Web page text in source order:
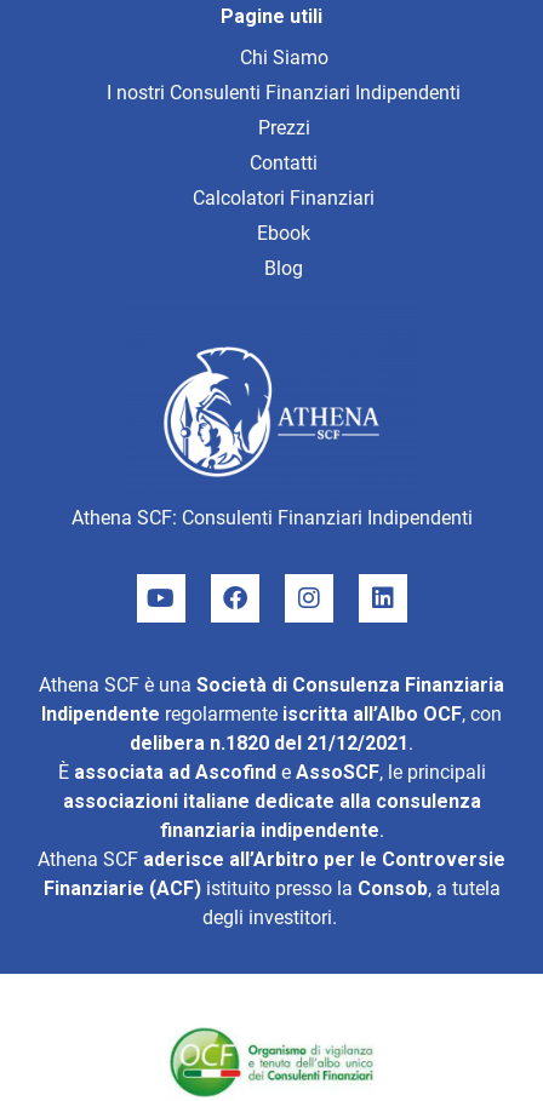
Athena SCF: Consulenti Finanziari Indipendenti
Pagine utili
Chi Siamo
I nostri Consulenti Finanziari Indipendenti
Prezzi
Contatti
Calcolatori Finanziari
Ebook
Blog
Athena SCF è una Società di Consulenza Finanziaria
Indipendente regolarmente iscritta all’Albo OCF, con
delibera n.1820 del 21/12/2021.
È associata ad Ascofinde AssoSCF, le principali
associazioni italiane dedicate alla consulenza
finanziaria indipendente.
Athena SCF aderisce all’Arbitro per le Controversie
Finanziarie (ACF)istituito presso la Consob, a tutela
degli investitori.